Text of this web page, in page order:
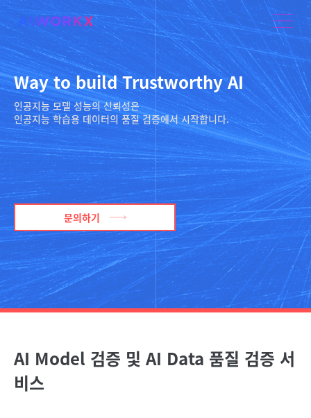
Way to build Trustworthy AI
인공지능 모델 성능의 신뢰성은
인공지능 학습용 데이터의 품질 검증에서 시작합니다.
문의하기
AI Model 검증 및 AI Data 품질 검증 서
비스